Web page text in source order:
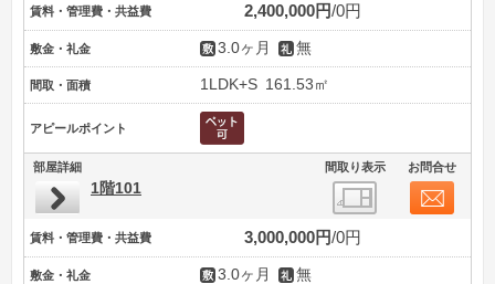
賃料・管理費・共益費 2,400,000円 0円
敷金・礼金 3.0ヶ月 無
間取・面積 1LDK+S 161.53㎡
アピールポイント
部屋詳細 間取り表示 お問合せ
1階101
賃料・管理費・共益費 3,000,000円 0円
敷金・礼金 3.0ヶ月 無